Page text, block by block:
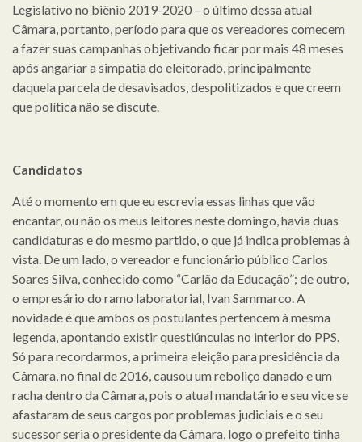
Legislativo no biênio 2019-2020 – o último dessa atual
Câmara, portanto, período para que os vereadores comecem
a fazer suas campanhas objetivando ficar por mais 48 meses
após angariar a simpatia do eleitorado, principalmente
daquela parcela de desavisados, despolitizados e que creem
que política não se discute.
Candidatos
Até o momento em que eu escrevia essas linhas que vão
encantar, ou não os meus leitores neste domingo, havia duas
candidaturas e do mesmo partido, o que já indica problemas à
vista. De um lado, o vereador e funcionário público Carlos
Soares Silva, conhecido como “Carlão da Educação”; de outro,
o empresário do ramo laboratorial, Ivan Sammarco. A
novidade é que ambos os postulantes pertencem à mesma
legenda, apontando existir questiúnculas no interior do PPS.
Só para recordarmos, a primeira eleição para presidência da
Câmara, no final de 2016, causou um reboliço danado e um
racha dentro da Câmara, pois o atual mandatário e seu vice se
afastaram de seus cargos por problemas judiciais e o seu
sucessor seria o presidente da Câmara, logo o prefeito tinha